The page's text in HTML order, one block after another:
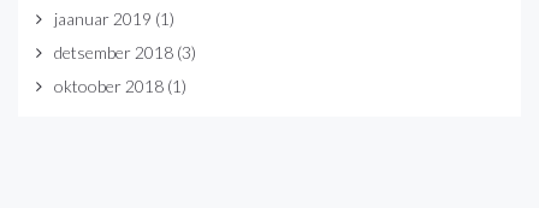
jaanuar 2019 (1)
detsember 2018 (3)
oktoober 2018 (1)